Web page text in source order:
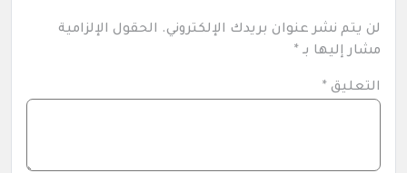
لن يتم نشر عنوان بريدك الإلكتروني. الحقول الإلزامية
مشار إليها بـ *
التعليق *